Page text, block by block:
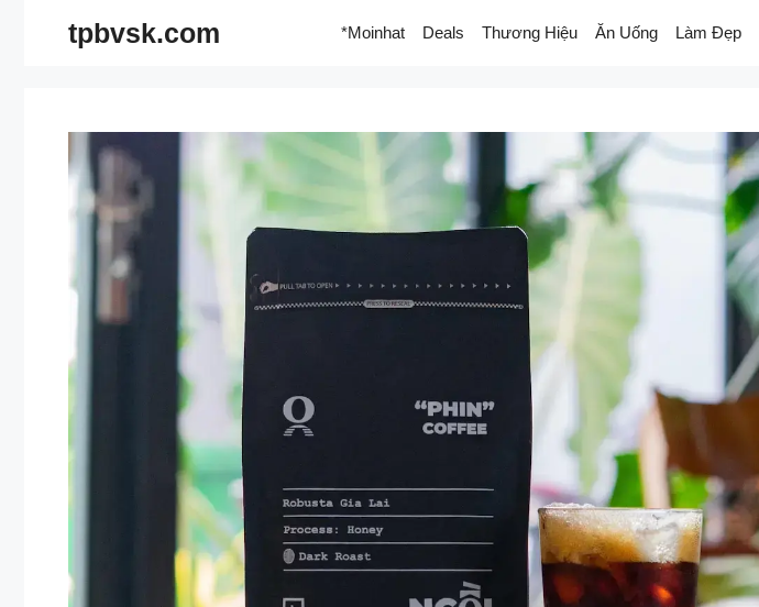
tpbvsk.com *Moinhat Deals Thương Hiệu Ăn Uống Làm Đẹp